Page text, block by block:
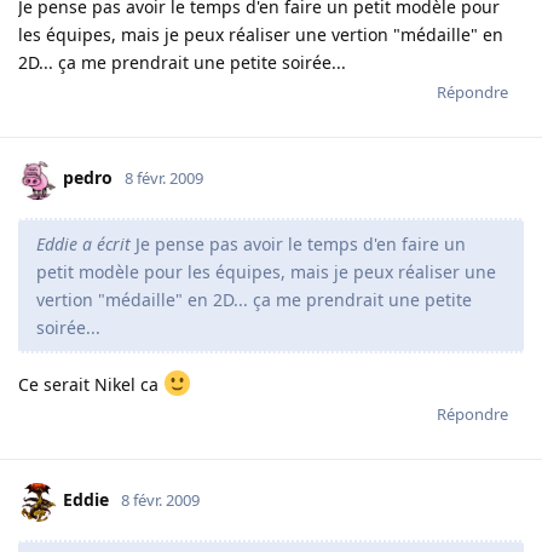
Je pense pas avoir le temps d'en faire un petit modèle pour
les équipes, mais je peux réaliser une vertion "médaille" en
2D... ça me prendrait une petite soirée...
Répondre
pedro 8 févr. 2009
Eddie a écrit Je pense pas avoir le temps d'en faire un
petit modèle pour les équipes, mais je peux réaliser une
vertion "médaille" en 2D... ça me prendrait une petite
soirée...
Ce serait Nikel ca
Répondre
Eddie 8 févr. 2009